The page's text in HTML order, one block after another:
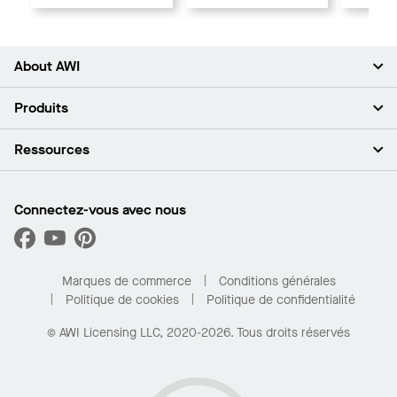
About AWI
À propos de nous
Espace presse
Quelles sont mes options d’achat?
Produits
Plafonds
Capacités sur mesure
Performance
Ressources
Trouver un distributeur
Trouver un distributeur
Pour la maison
Connectez-vous avec nous
Marques de commerce
Conditions générales
Politique de cookies
Politique de confidentialité
© AWI Licensing LLC, 2020-2026. Tous droits réservés